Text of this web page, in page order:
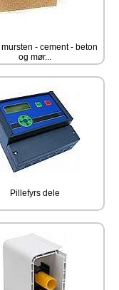
- cement - beton
og mør...
Pillefyrs dele